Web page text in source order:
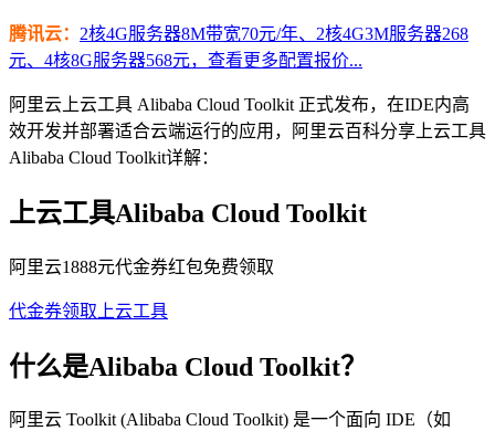
腾讯云： 2核4G服务器8M带宽70元/年、2核4G3M服务器268
元、4核8G服务器568元，查看更多配置报价...
阿里云上云工具 Alibaba Cloud Toolkit 正式发布，在IDE内高
效开发并部署适合云端运行的应用，阿里云百科分享上云工具
Alibaba Cloud Toolkit详解：
上云工具Alibaba Cloud Toolkit
阿里云1888元代金券红包免费领取
代金券领取 上云工具
什么是Alibaba Cloud Toolkit？
阿里云 Toolkit (Alibaba Cloud Toolkit) 是一个面向 IDE（如